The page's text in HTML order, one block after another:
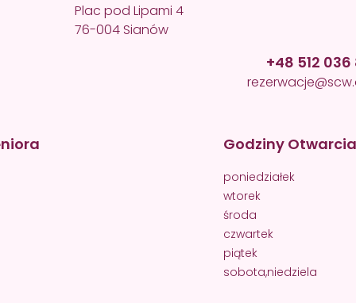
Plac pod Lipami 4
76-004 Sianów
+48 512 036
Godziny Otwarcia
poniedziałek
wtorek
środa
czwartek
piątek
sobota,niedziela